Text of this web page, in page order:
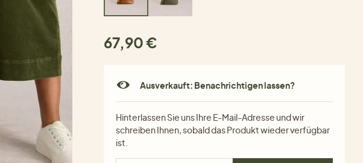
67,90 €
Ausverkauft: Benachrichtigen lassen?
Hinterlassen Sie uns Ihre E-Mail-Adresse und wir
schreiben Ihnen, sobald das Produkt wieder verfügbar
ist.